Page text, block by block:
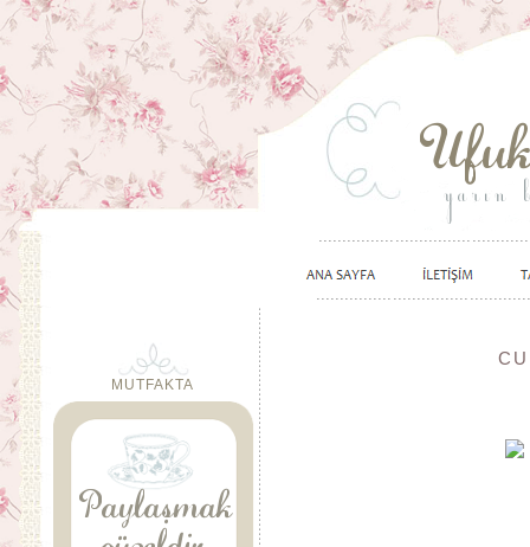
MUTFAKTA